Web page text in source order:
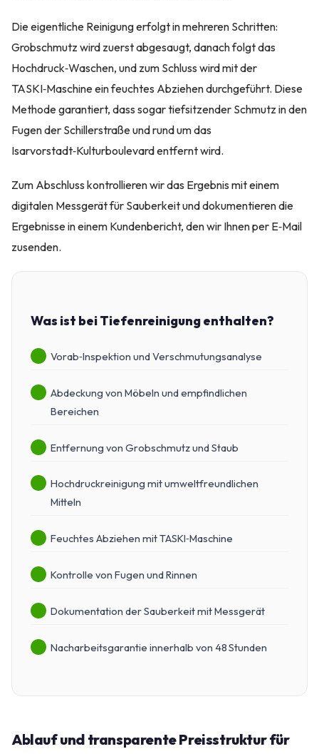
Die eigentliche Reinigung erfolgt in mehreren Schritten:
Grobschmutz wird zuerst abgesaugt, danach folgt das
Hochdruck‑Waschen, und zum Schluss wird mit der
TASKI‑Maschine ein feuchtes Abziehen durchgeführt. Diese
Methode garantiert, dass sogar tiefsitzender Schmutz in den
Fugen der Schillerstraße und rund um das
Isarvorstadt‑Kulturboulevard entfernt wird.
Zum Abschluss kontrollieren wir das Ergebnis mit einem
digitalen Messgerät für Sauberkeit und dokumentieren die
Ergebnisse in einem Kundenbericht, den wir Ihnen per E‑Mail
zusenden.
Was ist bei Tiefenreinigung enthalten?
Vorab‑Inspektion und Verschmutungsanalyse
Abdeckung von Möbeln und empfindlichen
Bereichen
Entfernung von Grobschmutz und Staub
Hochdruckreinigung mit umweltfreundlichen
Mitteln
Feuchtes Abziehen mit TASKI‑Maschine
Kontrolle von Fugen und Rinnen
Dokumentation der Sauberkeit mit Messgerät
Nacharbeitsgarantie innerhalb von 48 Stunden
Ablauf und transparente Preisstruktur für